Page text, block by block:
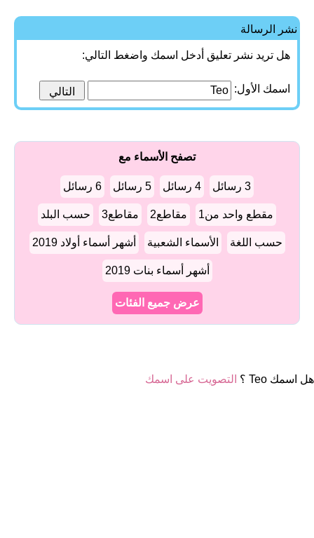
نشر الرسالة
هل تريد نشر تعليق أدخل اسمك واضغط التالي:
اسمك الأول:
تصفح الأسماء مع
3 رسائل 4 رسائل 5 رسائل 6 رسائل
مقطع واحد من1 مقاطع2 مقاطع3 حسب البلد
حسب اللغة الأسماء الشعبية أشهر أسماء أولاد 2019
أشهر أسماء بنات 2019
عرض جميع الفئات
هل اسمك Teo ؟ التصويت على اسمك